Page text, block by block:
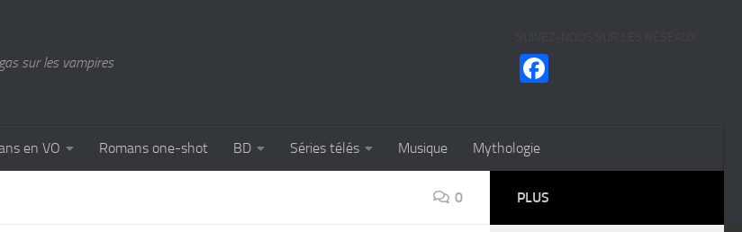
sur les vampires
en VO Romans one-shot BD Séries télés Musique Mythologie
0 PLUS